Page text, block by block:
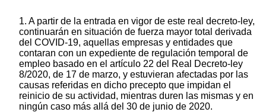
1. A partir de la entrada en vigor de este real decreto-ley,
continuarán en situación de fuerza mayor total derivada
del COVID-19, aquellas empresas y entidades que
contaran con un expediente de regulación temporal de
empleo basado en el artículo 22 del Real Decreto-ley
8/2020, de 17 de marzo, y estuvieran afectadas por las
causas referidas en dicho precepto que impidan el
reinicio de su actividad, mientras duren las mismas y en
ningún caso más allá del 30 de junio de 2020.